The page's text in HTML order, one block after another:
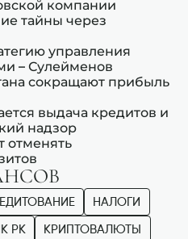
компании
тайны через
управления
– Сулейменов
сокращают прибыль
выдача кредитов и
надзор
отменять
НАЛОГИ
РК КРИПТОВАЛЮТЫ